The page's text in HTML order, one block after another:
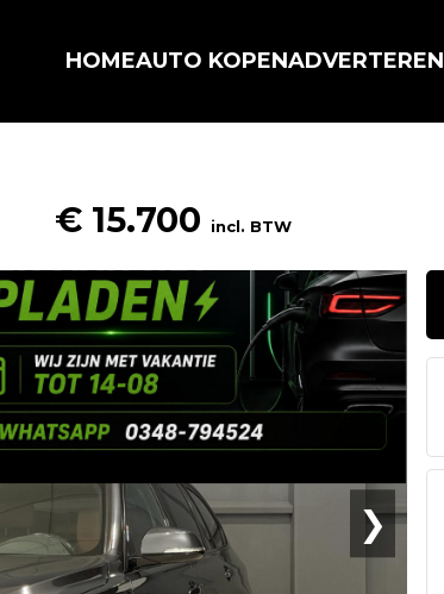
HOMEAUTO KOPENADVERTEREN
€ 15.700 incl. BTW
❯